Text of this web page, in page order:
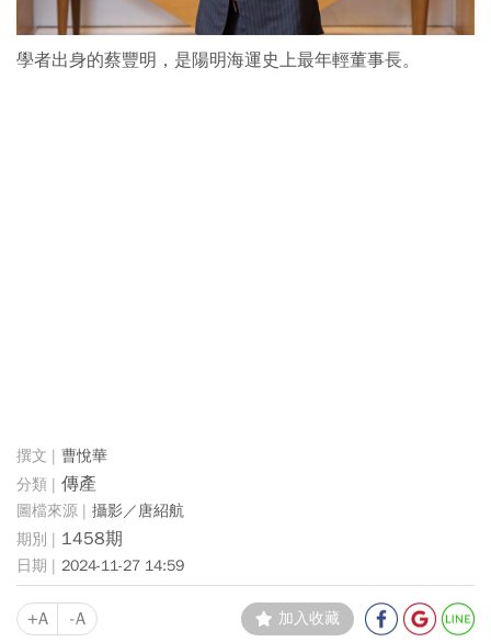
學者出身的蔡豐明，是陽明海運史上最年輕董事長。
曹悅華
傳產
攝影／唐紹航
1458期
2024-11-27 14:59
+A -A 加入收藏